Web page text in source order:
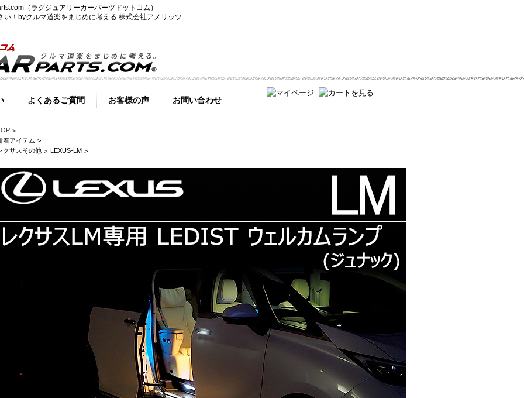
（ラグジュアリーカーパーツドットコム）
！byクルマ道楽をまじめに考える 株式会社アメリッツ
よくあるご質問 お客様の声 お問い合わせ
着アイテム
クサスその他
LEXUS-LM